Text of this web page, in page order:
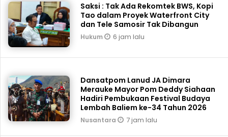
Saksi : Tak Ada Rekomtek BWS, Kopi
Tao dalam Proyek Waterfront City
dan Tele Samosir Tak Dibangun
Hukum 6 jam lalu
Dansatpom Lanud JA Dimara
Merauke Mayor Pom Deddy Siahaan
Hadiri Pembukaan Festival Budaya
Lembah Baliem ke-34 Tahun 2026
Nusantara 7 jam lalu